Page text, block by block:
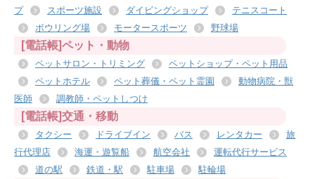
プ
スポーツ施設 ダイビングショップ
テニスコート
ボウリング場
モータースポーツ 野球場
[電話帳]ペット・動物
ペットサロン・トリミング
ペットショップ・ペット用品
ペットホテル
ペット葬儀・ペット霊園
動物病院・獣
医師
調教師・ペットしつけ
[電話帳]交通・移動
タクシー ドライブイン バス レンタカー
旅
行代理店
海運・遊覧船 航空会社
運転代行サービス
道の駅
鉄道・駅 駐車場 駐輪場